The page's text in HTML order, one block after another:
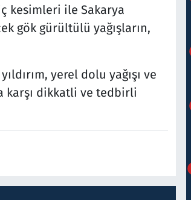
kesimleri ile Sakarya
gök gürültülü yağışların,
yerel dolu yağışı ve
karşı dikkatli ve tedbirli